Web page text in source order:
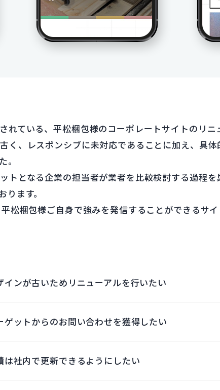
ている、平松梱包様のコーポレートサイトのリニ
く、レスポンシブに未対応であることに加え、具
。
トとなる企業の担当者が業者を比較検討する過程
ます。
松梱包様ご自身で強みを発信することができるサイ
インが古いためリニューアルを行いたい
ゲットからのお問い合わせを獲得したい
は社内で更新できるようにしたい